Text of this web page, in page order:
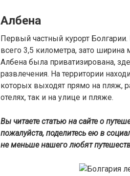
Албена
Первый частный курорт
всего 3,5 километра, зато ширина
Албена была приватизирована,
развлечения. На территории
которых выходят прямо на пляж,
отелях, так и на улице и пляже.
Вы читаете статью на сайте о
пожалуйста, поделитесь ею в
не меньше нашего любят